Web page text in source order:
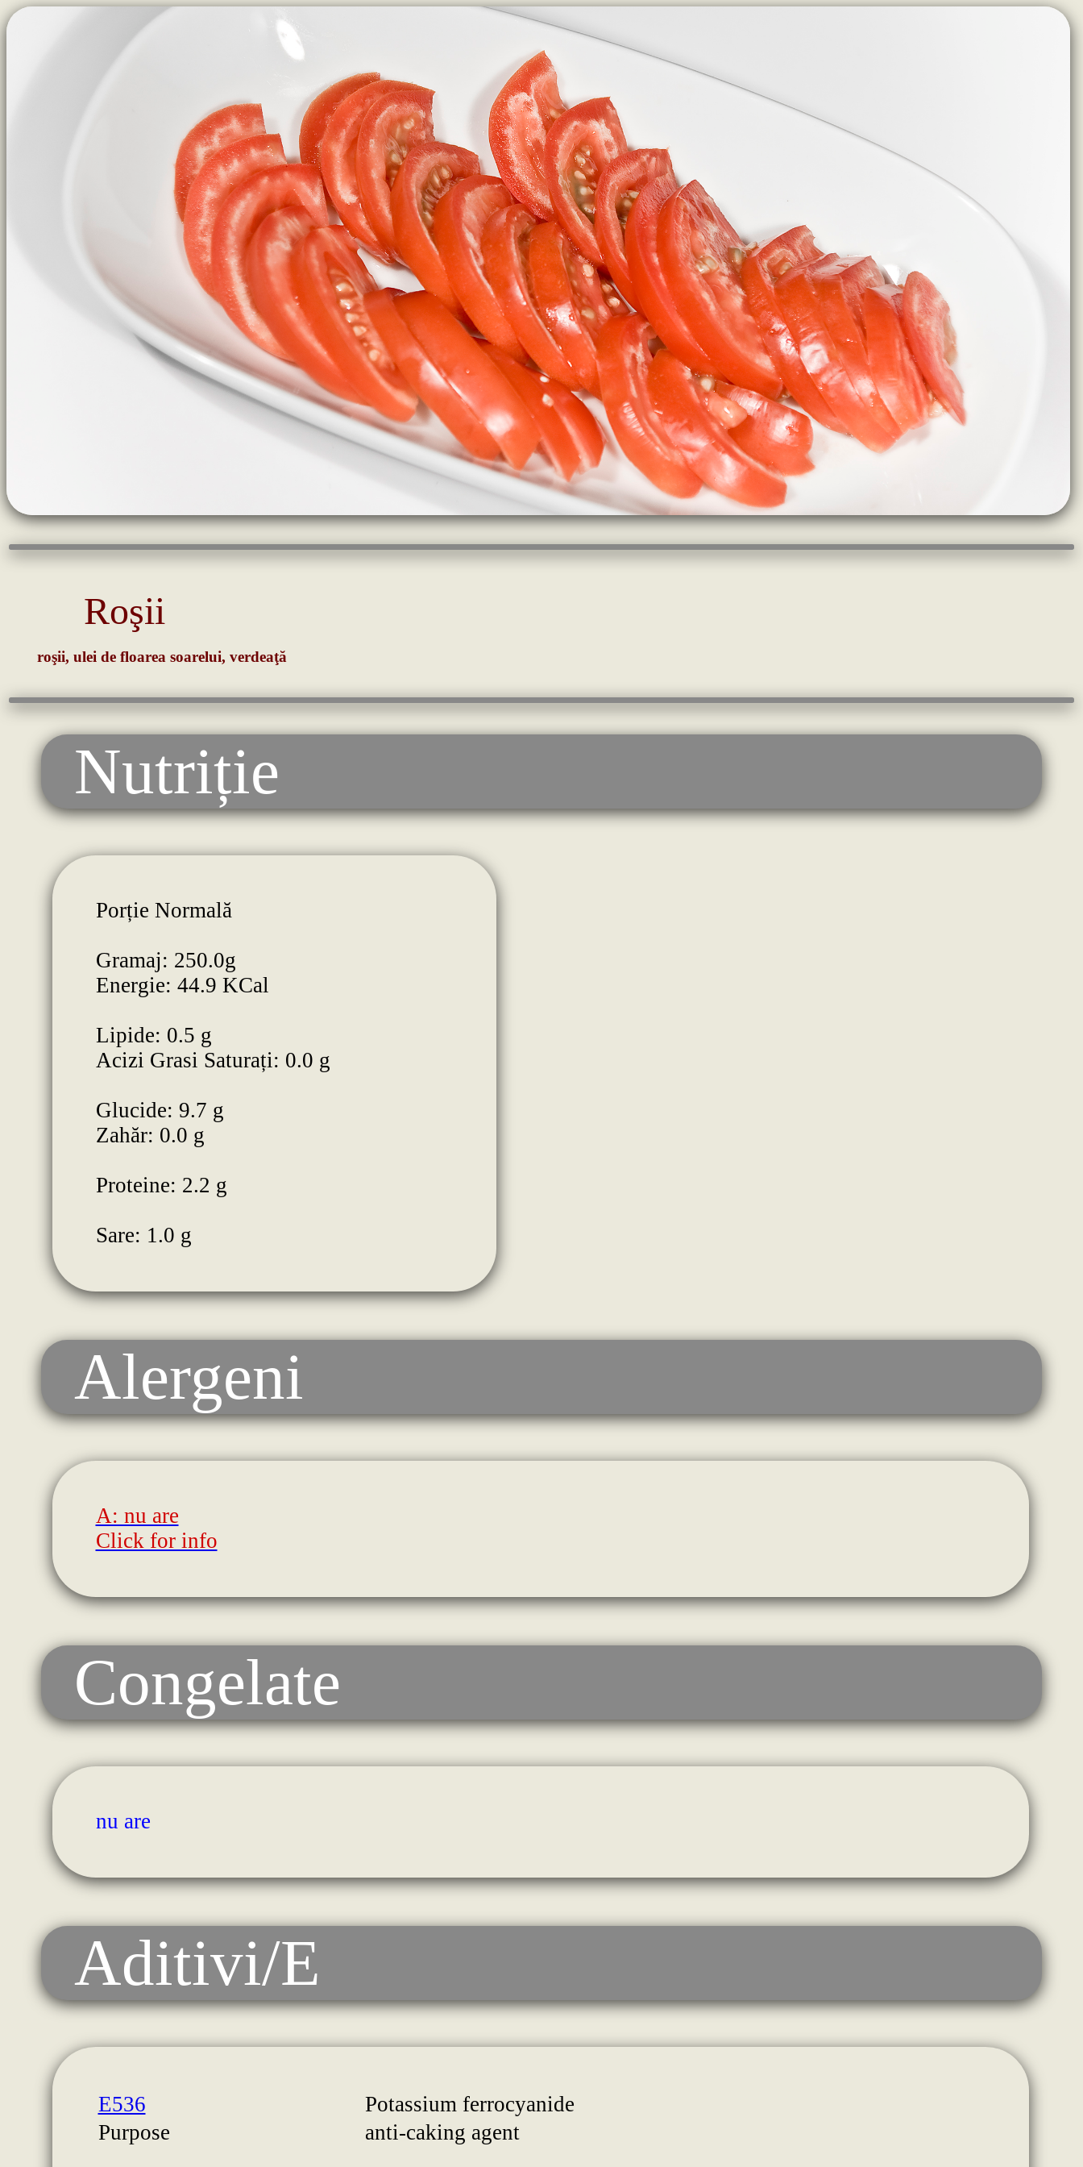
Roşii
roşii, ulei de floarea soarelui, verdeaţă
Nutriție
Porție Normală
Gramaj: 250.0g
Energie: 44.9 KCal
Lipide: 0.5 g
Acizi Grasi Saturați: 0.0 g
Glucide: 9.7 g
Zahăr: 0.0 g
Proteine: 2.2 g
Sare: 1.0 g
Alergeni
A: nu are
Click for info
Congelate
nu are
Aditivi/E
E536
Potassium ferrocyanide
Purpose
anti-caking agent